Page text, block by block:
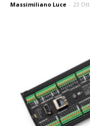
Massimiliano Luce - 23